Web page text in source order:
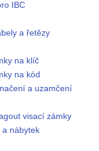
IBC
a řetězy
na klíč
na kód
a uzamčení
visací zámky
a nábytek